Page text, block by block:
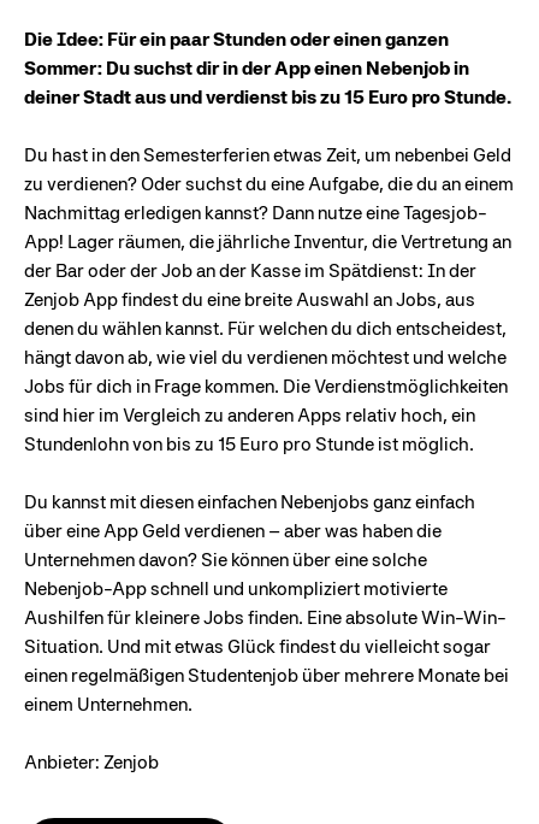
Die Idee: Für ein paar Stunden oder einen ganzen
Sommer: Du suchst dir in der App einen Nebenjob in
deiner Stadt aus und verdienst bis zu 15 Euro pro Stunde.
Du hast in den Semesterferien etwas Zeit, um nebenbei Geld
zu verdienen? Oder suchst du eine Aufgabe, die du an einem
Nachmittag erledigen kannst? Dann nutze eine Tagesjob-
App! Lager räumen, die jährliche Inventur, die Vertretung an
der Bar oder der Job an der Kasse im Spätdienst: In der
Zenjob App findest du eine breite Auswahl an Jobs, aus
denen du wählen kannst. Für welchen du dich entscheidest,
hängt davon ab, wie viel du verdienen möchtest und welche
Jobs für dich in Frage kommen. Die Verdienstmöglichkeiten
sind hier im Vergleich zu anderen Apps relativ hoch, ein
Stundenlohn von bis zu 15 Euro pro Stunde ist möglich.
Du kannst mit diesen einfachen Nebenjobs ganz einfach
über eine App Geld verdienen – aber was haben die
Unternehmen davon? Sie können über eine solche
Nebenjob-App schnell und unkompliziert motivierte
Aushilfen für kleinere Jobs finden. Eine absolute Win-Win-
Situation. Und mit etwas Glück findest du vielleicht sogar
einen regelmäßigen Studentenjob über mehrere Monate bei
einem Unternehmen.
Anbieter: Zenjob